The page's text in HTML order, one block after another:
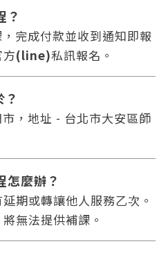
？
完成付款並收到通知即報
(line)私訊報名。
，地址 - 台北市大安區師
怎麼辦？
期或轉讓他人服務乙次。
無法提供補課。